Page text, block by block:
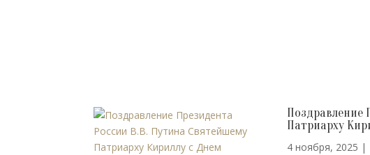
Поздравление
Патриарху
4 ноября, 2025 |